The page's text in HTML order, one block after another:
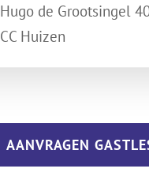
Hugo de Grootsingel
CC Huizen
AANVRAGEN